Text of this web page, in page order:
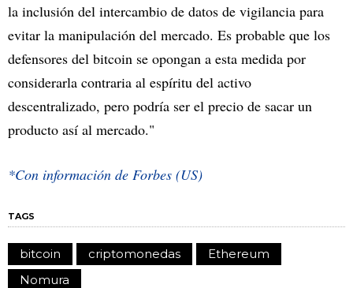
la inclusión del intercambio de datos de vigilancia para
evitar la manipulación del mercado. Es probable que los
defensores del bitcoin se opongan a esta medida por
considerarla contraria al espíritu del activo
descentralizado, pero podría ser el precio de sacar un
producto así al mercado."
*Con información de Forbes (US)
TAGS
bitcoin criptomonedas
Ethereum
Nomura